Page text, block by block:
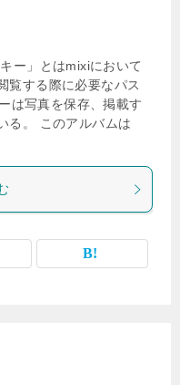
ー」とはmixiにおいて
覧する際に必要なパス
は写真を保存、掲載す
る。 このアルバムは